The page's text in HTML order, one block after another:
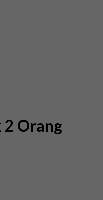
2 Orang